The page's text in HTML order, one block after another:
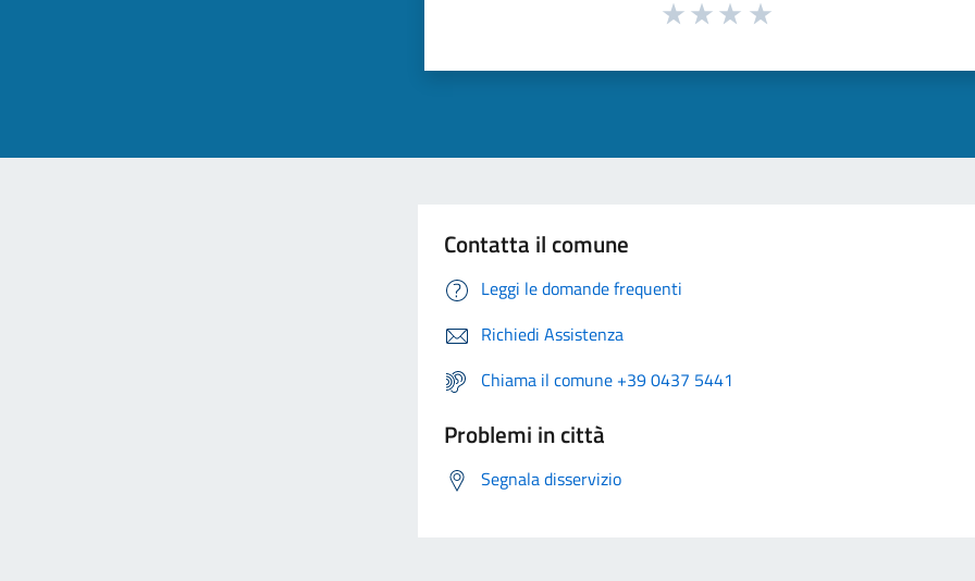
Contatta il comune
Leggi le domande frequenti
Richiedi Assistenza
Chiama il comune +39 0437 5441
Problemi in città
Segnala disservizio